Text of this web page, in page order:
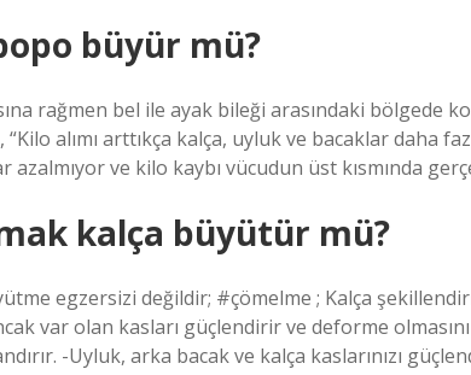
büyür mü?
rağmen bel ile ayak bileği arasındaki bölgede
alımı arttıkça kalça, uyluk ve bacaklar daha
ve kilo kaybı vücudun üst kısmında
kalça büyütür mü?
egzersizi değildir; #çömelme ; Kalça
var olan kasları güçlendirir ve deforme
-Uyluk, arka bacak ve kalça kaslarınızı